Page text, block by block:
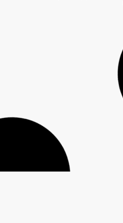
o Vestibular 2027 com
provas serão aplicadas